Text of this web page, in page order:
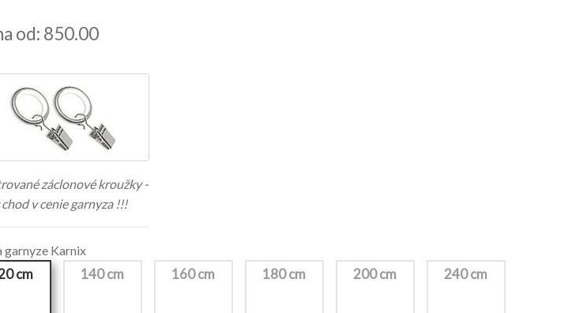
od: 850.00
záclonové kroužky -
v cenie garnyza !!!
garnyze Karnix
cm 140 cm 160 cm 180 cm 200 cm 240 cm